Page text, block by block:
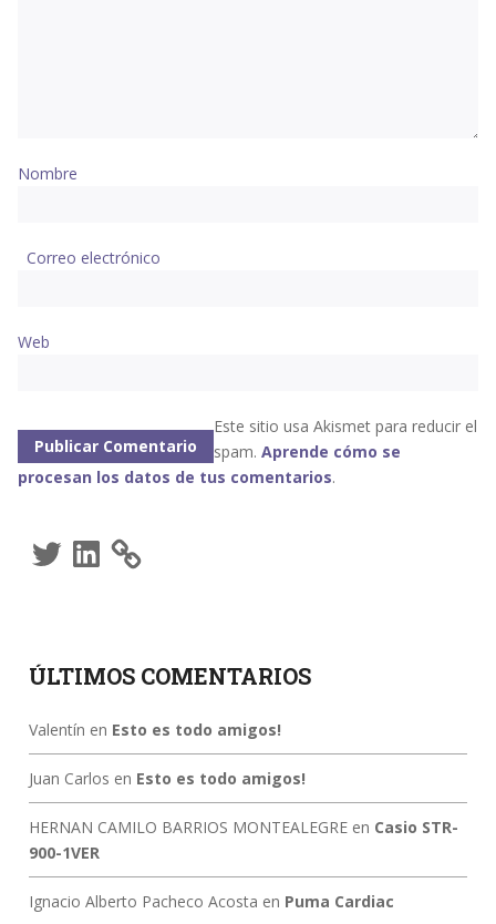
Nombre
Correo electrónico
Web
Este sitio usa Akismet para reducir el
spam. Aprende cómo se
procesan los datos de tus comentarios.
TwitterLinkedIn
ÚLTIMOS COMENTARIOS
Valentín en Esto es todo amigos!
Juan Carlos en Esto es todo amigos!
HERNAN CAMILO BARRIOS MONTEALEGREen Casio STR-
900-1VER
Ignacio Alberto Pacheco Acosta en Puma Cardiac